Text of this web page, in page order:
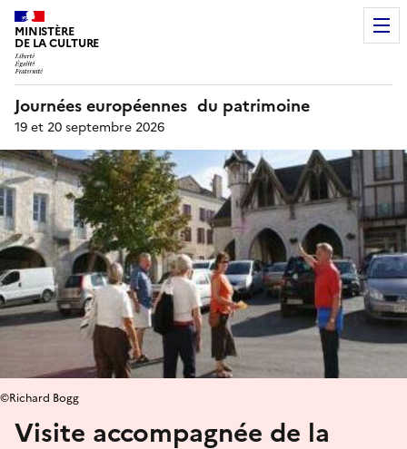
MINISTÈRE
DE LA CULTURE
Journées européennes du patrimoine
19 et 20 septembre 2026
Visite accompagnée de la
©Richard Bogg